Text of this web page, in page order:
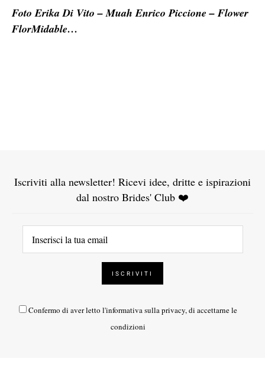
Foto Erika Di Vito – Muah Enrico Piccione – Flower
FlorMidable…
Iscriviti alla newsletter! Ricevi idee, dritte e ispirazioni
dal nostro Brides' Club ❤️
Confermo di aver letto l'informativa sulla privacy, di accettarne le
condizioni